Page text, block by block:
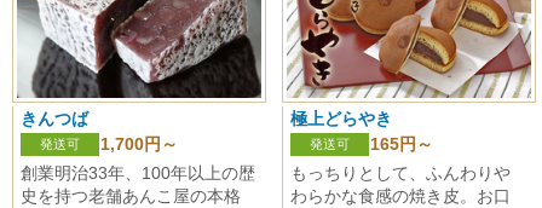
きんつば
発送可
1,700円～
創業明治33年、100年以上の歴
史を持つ老舗あんこ屋の本格
極上どらやき
発送可
165円～
もっちりとして、ふんわりや
わらかな食感の焼き皮。お口